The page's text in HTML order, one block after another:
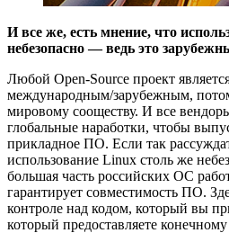
И все же, есть мнение, что
небезопасно — ведь это
Любой Open-Source проект
международным/зарубежным,
мировому сооществу. И все
глобальные наработки, чтобы
прикладное ПО. Если так
использование Linux столь же
большая часть российских ОС
гарантирует совместимость ПО.
контроле над кодом, который вы
который предоставляете конечному